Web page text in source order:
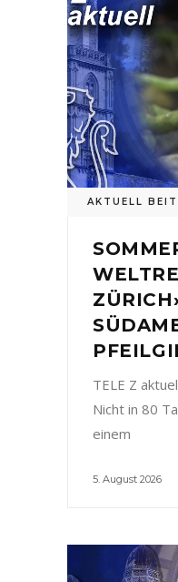
AKTUELL
TELE Z
Nicht in 80
einem
5. August 2026